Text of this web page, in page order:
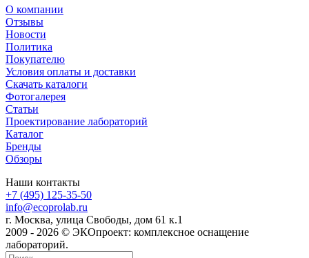
О компании
Отзывы
Новости
Политика
Покупателю
Условия оплаты и доставки
Скачать каталоги
Фотогалерея
Статьи
Проектирование лабораторий
Каталог
Бренды
Обзоры
Наши контакты
+7 (495) 125-35-50
info@ecoprolab.ru
г. Москва, улица Свободы, дом 61 к.1
2009 - 2026 © ЭКОпроект: комплексное оснащение
лабораторий.